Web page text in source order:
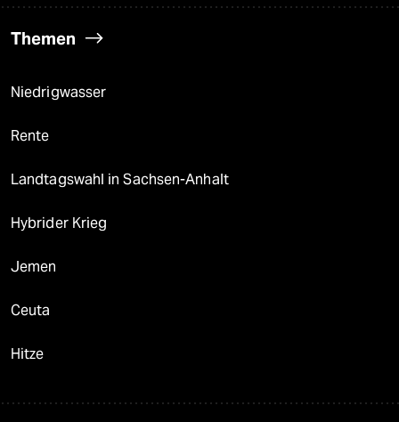
Themen
Niedrigwasser
Rente
Landtagswahl in Sachsen-Anhalt
Hybrider Krieg
Jemen
Ceuta
Hitze